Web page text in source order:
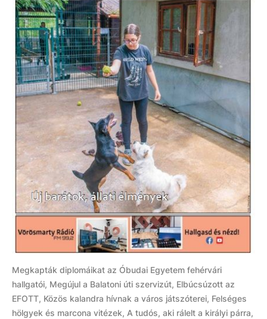
Megkapták diplomáikat az Óbudai Egyetem fehérvári
hallgatói, Megújul a Balatoni úti szervizút, Elbúcsúzott az
EFOTT, Közös kalandra hívnak a város játszóterei, Felséges
hölgyek és marcona vitézek, A tudós, aki rálelt a királyi párra,